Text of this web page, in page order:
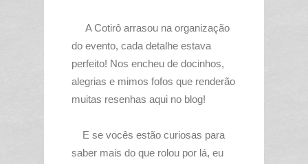
A Cotirô arrasou na organização
do evento, cada detalhe estava
perfeito! Nos encheu de docinhos,
alegrias e mimos fofos que renderão
muitas resenhas aqui no blog!
E se vocês estão curiosas para
saber mais do que rolou por lá, eu